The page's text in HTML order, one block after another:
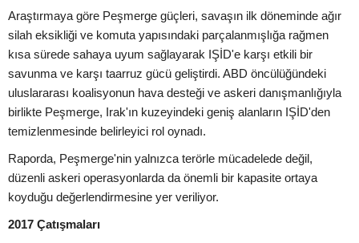
Araştırmaya göre Peşmerge güçleri, savaşın ilk döneminde ağır
silah eksikliği ve komuta yapısındaki parçalanmışlığa rağmen
kısa sürede sahaya uyum sağlayarak IŞİD'e karşı etkili bir
savunma ve karşı taarruz gücü geliştirdi. ABD öncülüğündeki
uluslararası koalisyonun hava desteği ve askeri danışmanlığıyla
birlikte Peşmerge, Irak'ın kuzeyindeki geniş alanların IŞİD'den
temizlenmesinde belirleyici rol oynadı.
Raporda, Peşmerge'nin yalnızca terörle mücadelede değil,
düzenli askeri operasyonlarda da önemli bir kapasite ortaya
koyduğu değerlendirmesine yer veriliyor.
2017 Çatışmaları